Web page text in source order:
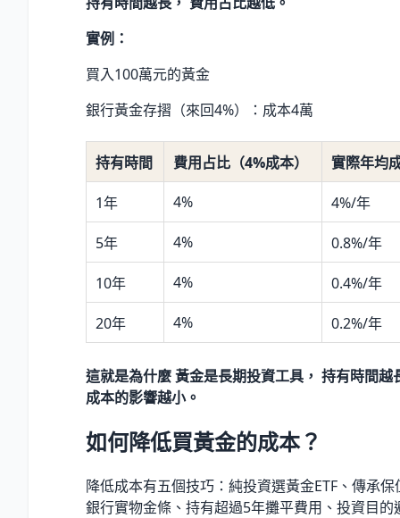
實例：
買入100萬元的黃金
銀行黃金存摺（來回4%）：成本4萬
持有時間 費用占比（4%成本） 實際年均
1年 4% 4%/年
5年 4% 0.8%/年
10年 4% 0.4%/年
20年 4% 0.2%/年
這就是為什麼 黃金是長期投資工具， 持有時間越
成本的影響越小。
如何降低買黃金的成本？
降低成本有五個技巧：純投資選黃金ETF、傳承保
銀行實物金條、持有超過5年攤平費用、投資目的